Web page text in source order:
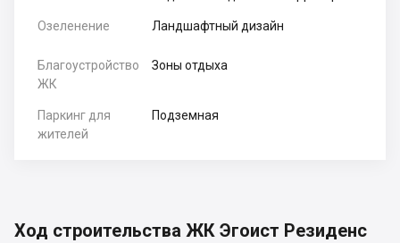
Озеленение Ландшафтный дизайн
Благоустройство
ЖК
Зоны отдыха
Паркинг для
жителей
Подземная
Ход строительства ЖК Эгоист Резиденс